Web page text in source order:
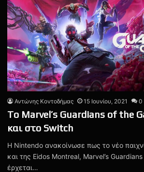
Αντώνης Κοντοδήμας 15 Ιουνίου, 2021 0
To Marvel’s Guardians of the
και στο Switch
H Nintendo ανακοίνωσε πως το νέο
και της Eidos Montreal, Marvel’s
έρχεται…